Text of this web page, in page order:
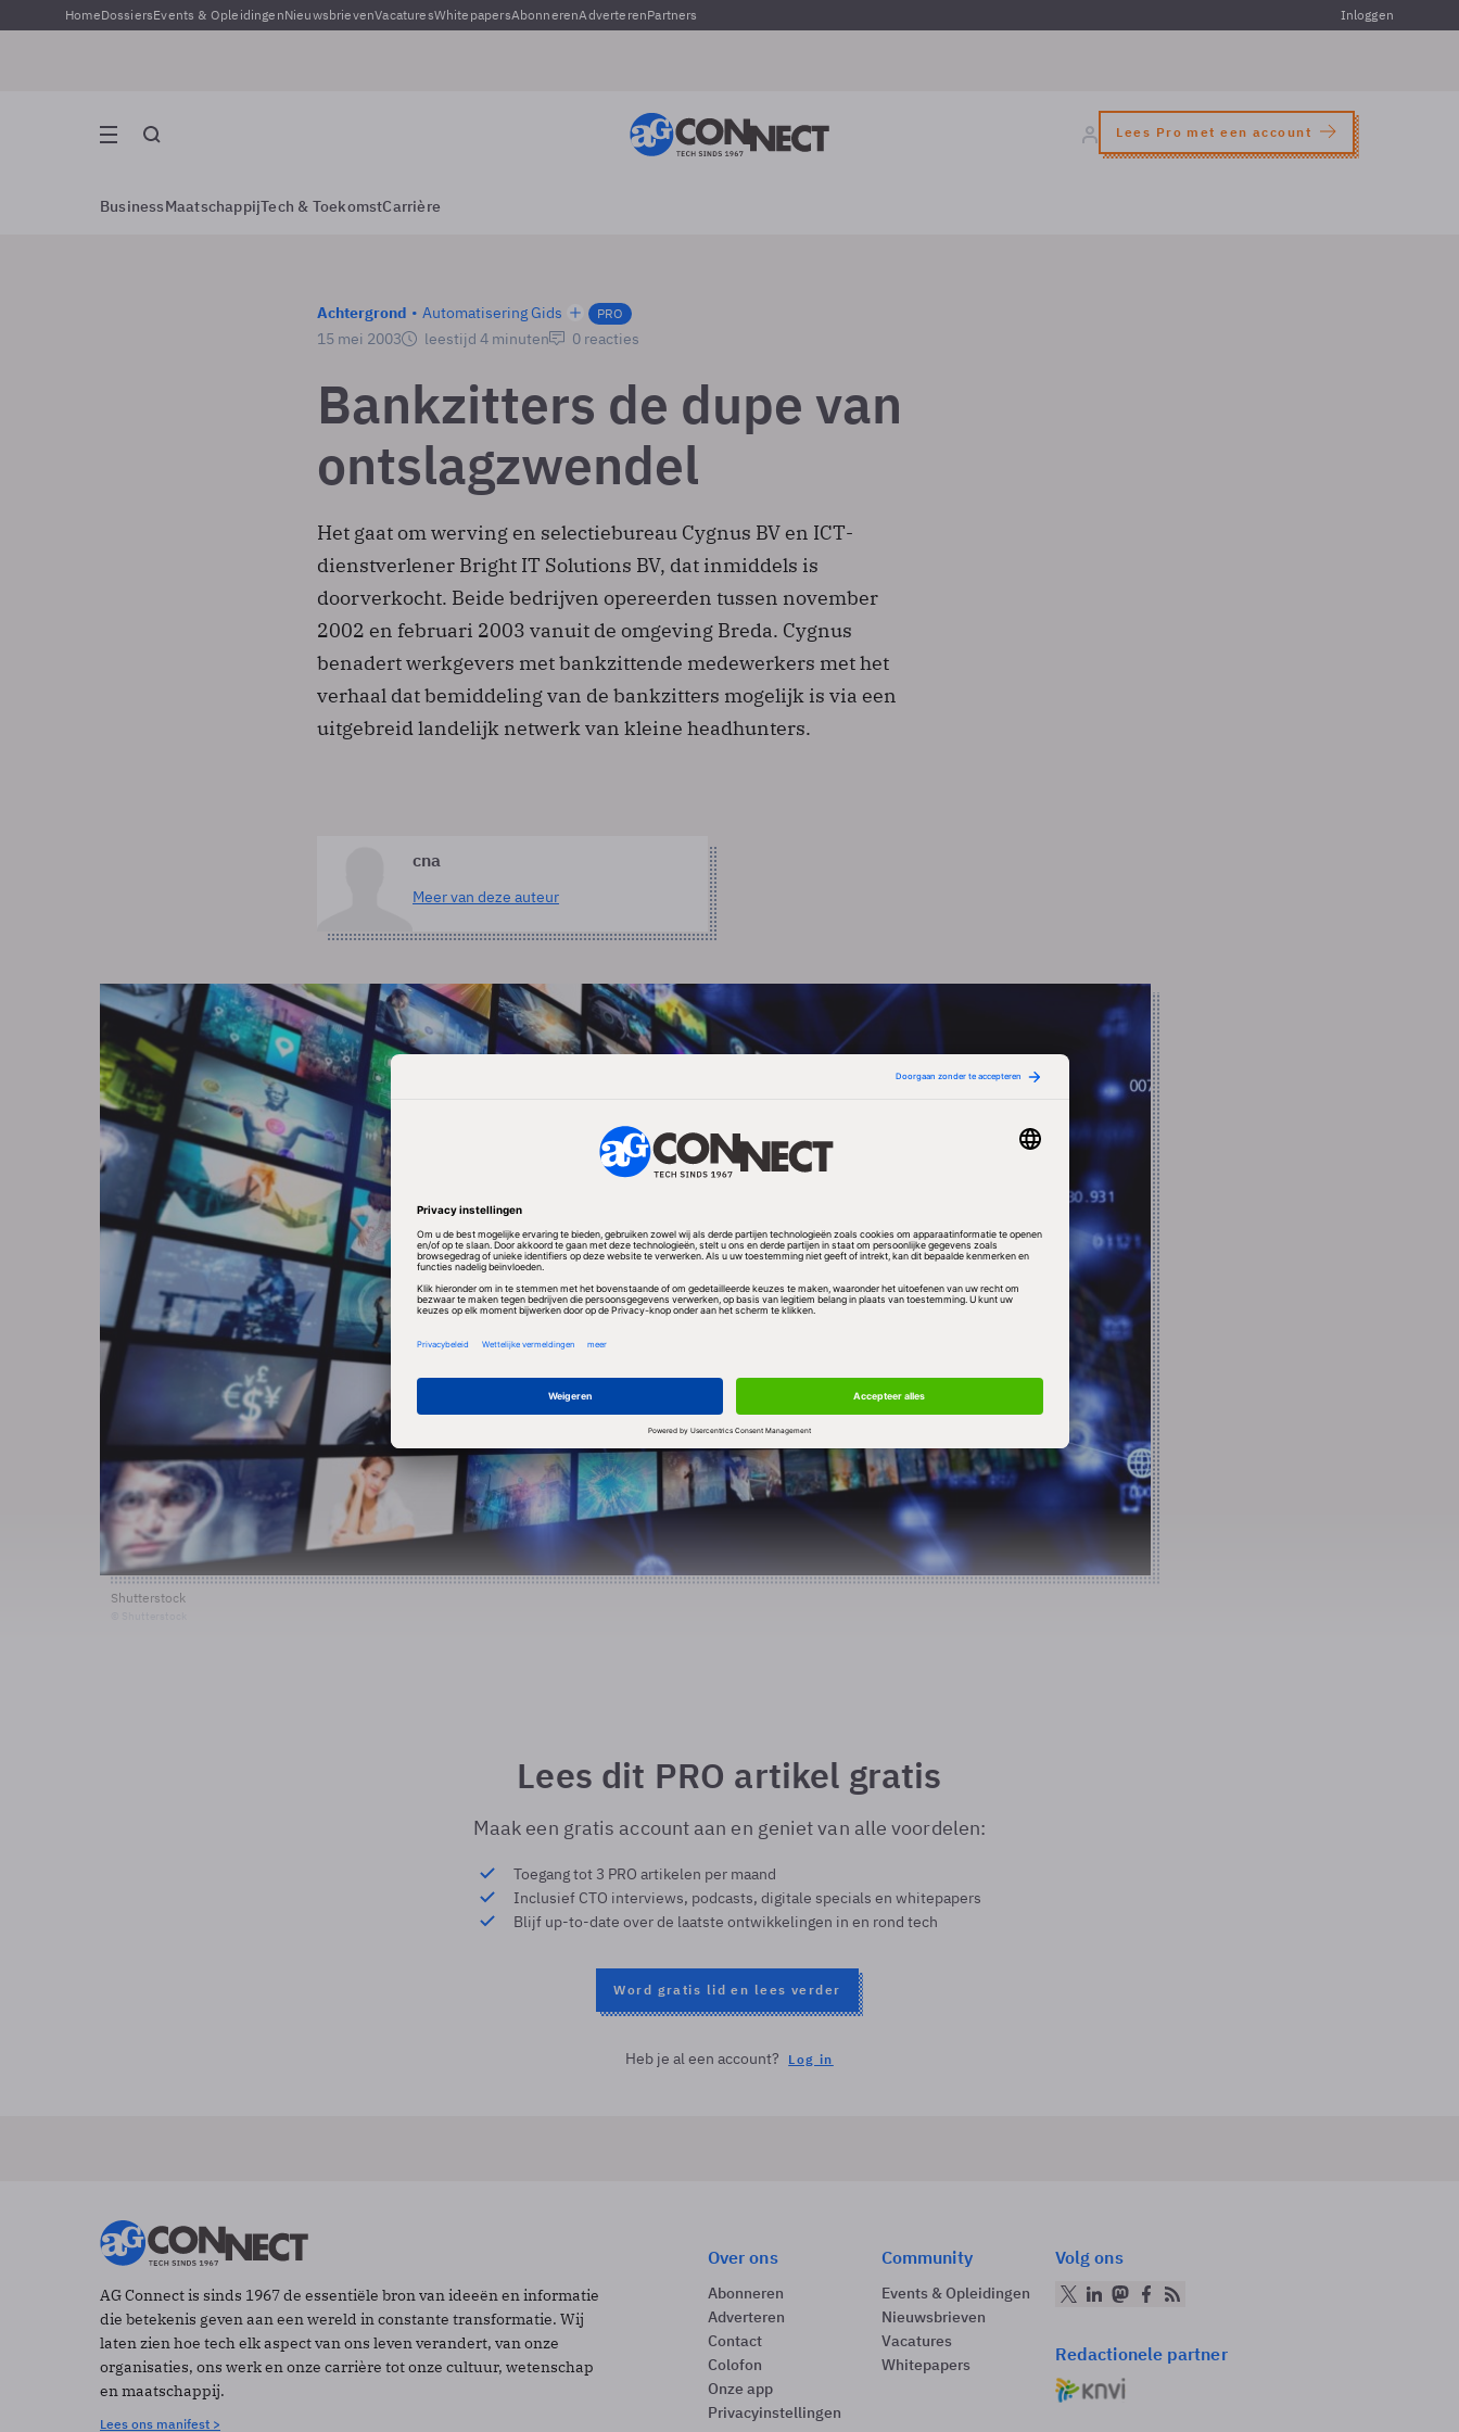
HomeDossiersEvents & OpleidingenNieuwsbrievenVacaturesWhitepapersAbonnerenAdverterenPartners Inloggen
Lees Pro met een account
BusinessMaatschappijTech & ToekomstCarrière
Achtergrond Automatisering Gids PRO
15 mei 2003 leestijd 4 minuten 0 reacties
Bankzitters de dupe van
ontslagzwendel
Het gaat om werving­ en selectiebureau Cygnus BV en ICT­
dienstverlener Bright IT Solutions BV, dat inmiddels is
doorverkocht. Beide bedrijven opereerden tussen november
2002 en februari 2003 vanuit de omgeving Breda. Cygnus
benadert werkgevers met bankzittende medewerkers met het
verhaal dat bemiddeling van de bankzitters mogelijk is via een
uitgebreid landelijk netwerk van kleine headhunters.
cna
Meer van deze auteur
Shutterstock
Lees dit PRO artikel gratis
Maak een gratis account aan en geniet van alle voordelen:
Toegang tot 3 PRO artikelen per maand
Inclusief CTO interviews, podcasts, digitale specials en whitepapers
Blijf up-to-date over de laatste ontwikkelingen in en rond tech
Word gratis lid en lees verder
Heb je al een account? Log in
AG Connect is sinds 1967 de essentiële bron van ideeën en informatie
die betekenis geven aan een wereld in constante transformatie. Wij
laten zien hoe tech elk aspect van ons leven verandert, van onze
organisaties, ons werk en onze carrière tot onze cultuur, wetenschap
en maatschappij.
Lees ons manifest >
Over ons
Abonneren
Adverteren
Contact
Colofon
Onze app
Privacyinstellingen
Community
Events & Opleidingen
Nieuwsbrieven
Vacatures
Whitepapers
Volg ons
Redactionele partner